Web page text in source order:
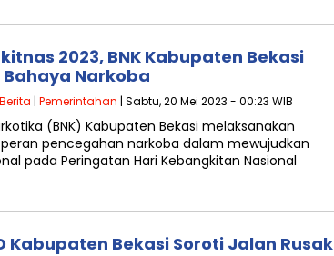
2023, BNK Kabupaten Bekasi
Narkoba
Berita | Pemerintahan | Sabtu, 20 Mei 2023 - 00:23 WIB
(BNK) Kabupaten Bekasi melaksanakan
pencegahan narkoba dalam mewujudkan
pada Peringatan Hari Kebangkitan Nasional
Kabupaten Bekasi Soroti Jalan Rusak